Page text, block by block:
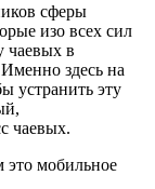
сферы
изо всех сил
чаевых в
Именно здесь на
устранить эту
чаевых.
это мобильное